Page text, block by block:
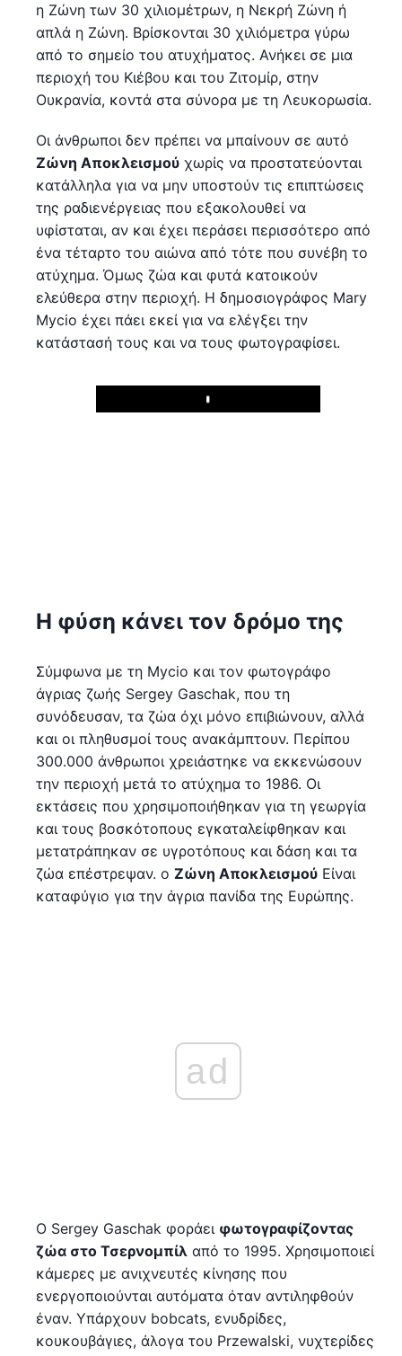
η Ζώνη των 30 χιλιομέτρων, η Νεκρή Ζώνη ή
απλά η Ζώνη. Βρίσκονται 30 χιλιόμετρα γύρω
από το σημείο του ατυχήματος. Ανήκει σε μια
περιοχή του Κιέβου και του Ζιτομίρ, στην
Ουκρανία, κοντά στα σύνορα με τη Λευκορωσία.
Οι άνθρωποι δεν πρέπει να μπαίνουν σε αυτό
Ζώνη Αποκλεισμού χωρίς να προστατεύονται
κατάλληλα για να μην υποστούν τις επιπτώσεις
της ραδιενέργειας που εξακολουθεί να
υφίσταται, αν και έχει περάσει περισσότερο από
ένα τέταρτο του αιώνα από τότε που συνέβη το
ατύχημα. Όμως ζώα και φυτά κατοικούν
ελεύθερα στην περιοχή. Η δημοσιογράφος Mary
Mycio έχει πάει εκεί για να ελέγξει την
κατάστασή τους και να τους φωτογραφίσει.
Play
Η φύση κάνει τον δρόμο της
Σύμφωνα με τη Mycio και τον φωτογράφο
άγριας ζωής Sergey Gaschak, που τη
συνόδευσαν, τα ζώα όχι μόνο επιβιώνουν, αλλά
και οι πληθυσμοί τους ανακάμπτουν. Περίπου
300.000 άνθρωποι χρειάστηκε να εκκενώσουν
την περιοχή μετά το ατύχημα το 1986. Οι
εκτάσεις που χρησιμοποιήθηκαν για τη γεωργία
και τους βοσκότοπους εγκαταλείφθηκαν και
μετατράπηκαν σε υγροτόπους και δάση και τα
ζώα επέστρεψαν. ο Ζώνη Αποκλεισμού Είναι
καταφύγιο για την άγρια πανίδα της Ευρώπης.
ad
Ο Sergey Gaschak φοράει φωτογραφίζοντας
ζώα στο Τσερνομπίλ από το 1995. Χρησιμοποιεί
κάμερες με ανιχνευτές κίνησης που
ενεργοποιούνται αυτόματα όταν αντιληφθούν
έναν. Υπάρχουν bobcats, ενυδρίδες,
κουκουβάγιες, άλογα του Przewalski, νυχτερίδες